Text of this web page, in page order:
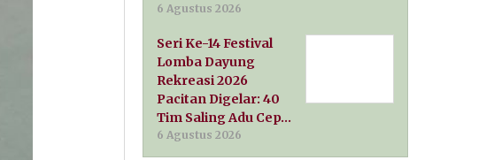
6 Agustus 2026
Seri Ke-14 Festival
Lomba Dayung
Rekreasi 2026
Pacitan Digelar: 40
Tim Saling Adu Cep…
6 Agustus 2026